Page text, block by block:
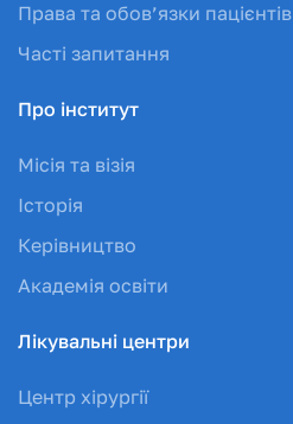
Права та обов’язки пацієнтів
Часті запитання
Про інститут
Місія та візія
Історія
Керівництво
Академія освіти
Лікувальні центри
Центр хірургії